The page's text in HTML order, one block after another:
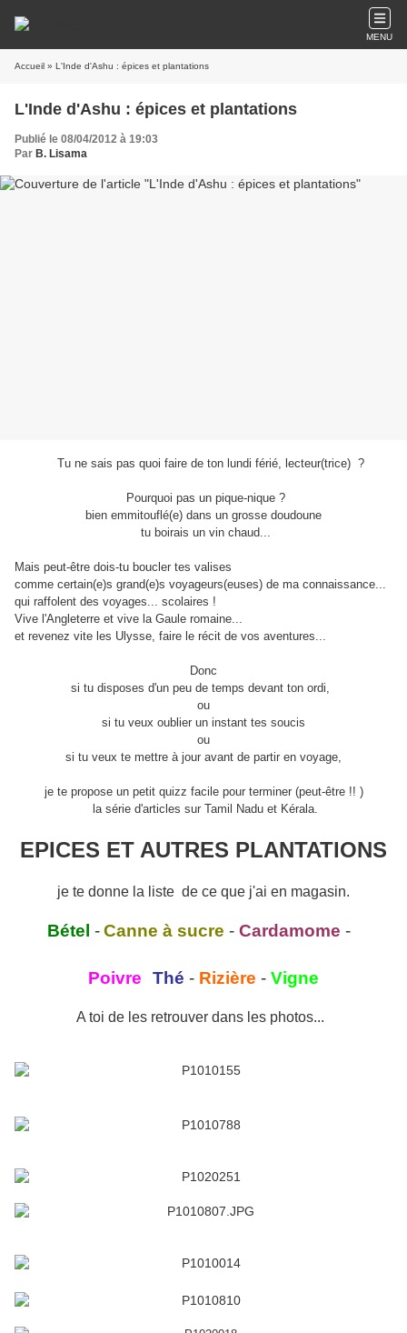
MENU
Accueil » L'Inde d'Ashu : épices et plantations
L'Inde d'Ashu : épices et plantations
Publié le 08/04/2012 à 19:03
Par B. Lisama
Tu ne sais pas quoi faire de ton lundi férié, lecteur(trice) ?
Pourquoi pas un pique-nique ?
bien emmitouflé(e) dans un grosse doudoune
tu boirais un vin chaud...
Mais peut-être dois-tu boucler tes valises
comme certain(e)s grand(e)s voyageurs(euses) de ma connaissance...
qui raffolent des voyages... scolaires !
Vive l'Angleterre et vive la Gaule romaine...
et revenez vite les Ulysse, faire le récit de vos aventures...
Donc
si tu disposes d'un peu de temps devant ton ordi,
ou
si tu veux oublier un instant tes soucis
ou
si tu veux te mettre à jour avant de partir en voyage,
je te propose un petit quizz facile pour terminer (peut-être !! )
la série d'articles sur Tamil Nadu et Kérala.
EPICES ET AUTRES PLANTATIONS
je te donne la liste de ce que j'ai en magasin.
Bétel -Canne à sucre - Cardamome -
Poivre Thé - Rizière - Vigne
A toi de les retrouver dans les photos...